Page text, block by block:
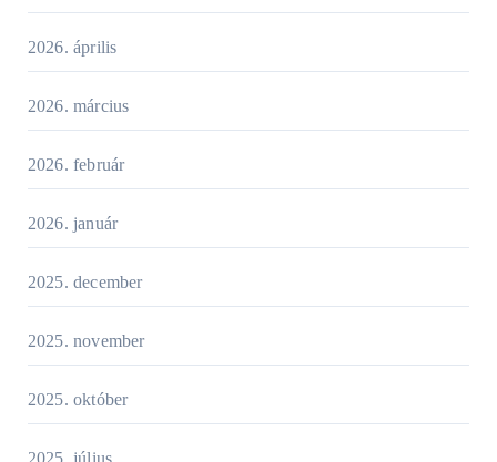
2026. április
2026. március
2026. február
2026. január
2025. december
2025. november
2025. október